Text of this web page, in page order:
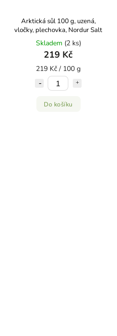
Arktická sůl 100 g, uzená,
vločky, plechovka, Nordur Salt
Skladem (2 ks)
219 Kč
219 Kč / 100 g
Do košíku